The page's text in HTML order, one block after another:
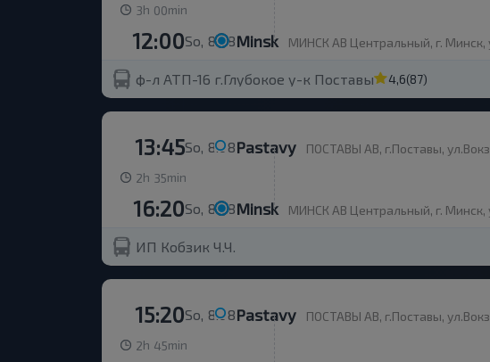
3h 00min
So, 8.08
12:00 Minsk МИНСК АВ Центральный, г. Минск,
ф-л АТП-16 г.Глубокое у-к Поставы 4,6(87)
So, 8.08
13:45 Pastavy
ПОСТАВЫ АВ, г.Поставы,
2h 35min
So, 8.08
16:20 Minsk МИНСК АВ Центральный, г. Минск,
ИП Кобзик Ч.Ч.
So, 8.08
15:20 Pastavy
ПОСТАВЫ АВ, г.Поставы,
2h 45min